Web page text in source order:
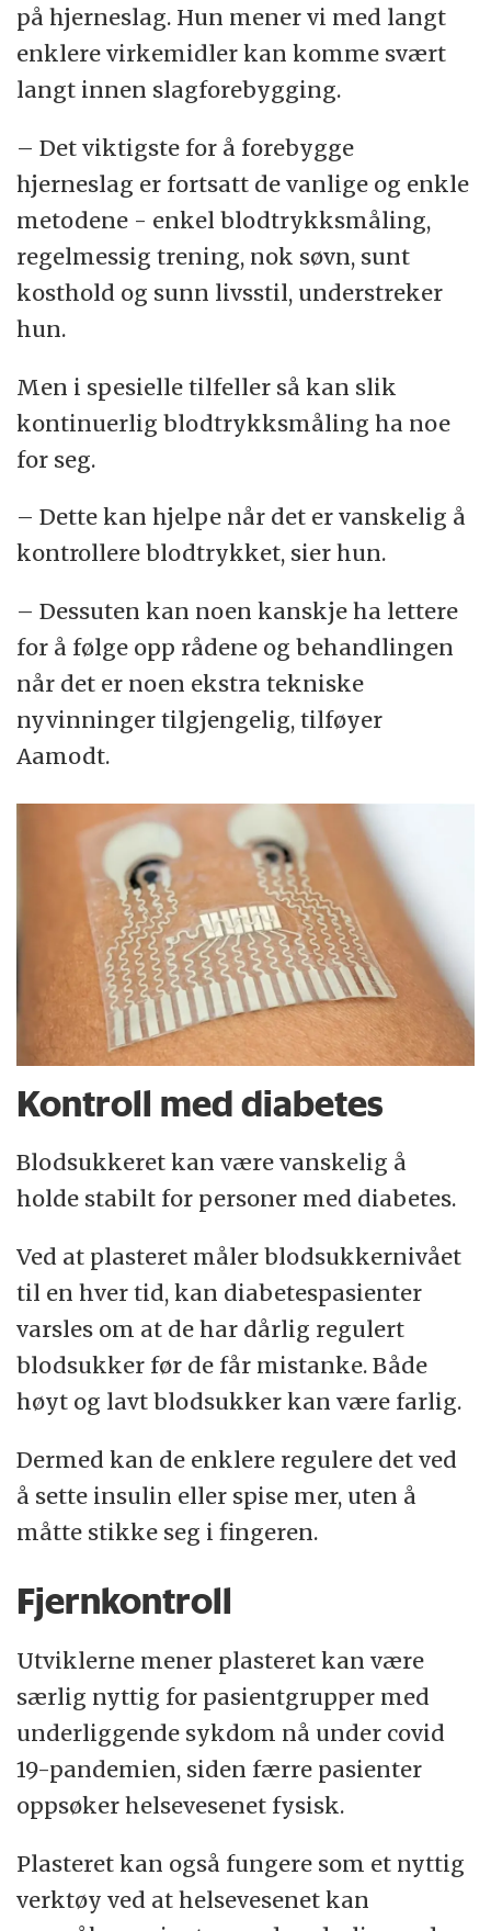
på hjerneslag. Hun mener vi med langt
enklere virkemidler kan komme svært
langt innen slagforebygging.
– Det viktigste for å forebygge
hjerneslag er fortsatt de vanlige og enkle
metodene - enkel blodtrykksmåling,
regelmessig trening, nok søvn, sunt
kosthold og sunn livsstil, understreker
hun.
Men i spesielle tilfeller så kan slik
kontinuerlig blodtrykksmåling ha noe
for seg.
– Dette kan hjelpe når det er vanskelig å
kontrollere blodtrykket, sier hun.
– Dessuten kan noen kanskje ha lettere
for å følge opp rådene og behandlingen
når det er noen ekstra tekniske
nyvinninger tilgjengelig, tilføyer
Aamodt.
Kontroll med diabetes
Blodsukkeret kan være vanskelig å
holde stabilt for personer med diabetes.
Ved at plasteret måler blodsukkernivået
til en hver tid, kan diabetespasienter
varsles om at de har dårlig regulert
blodsukker før de får mistanke. Både
høyt og lavt blodsukker kan være farlig.
Dermed kan de enklere regulere det ved
å sette insulin eller spise mer, uten å
måtte stikke seg i fingeren.
Fjernkontroll
Utviklerne mener plasteret kan være
særlig nyttig for pasientgrupper med
underliggende sykdom nå under covid
19-pandemien, siden færre pasienter
oppsøker helsevesenet fysisk.
Plasteret kan også fungere som et nyttig
verktøy ved at helsevesenet kan